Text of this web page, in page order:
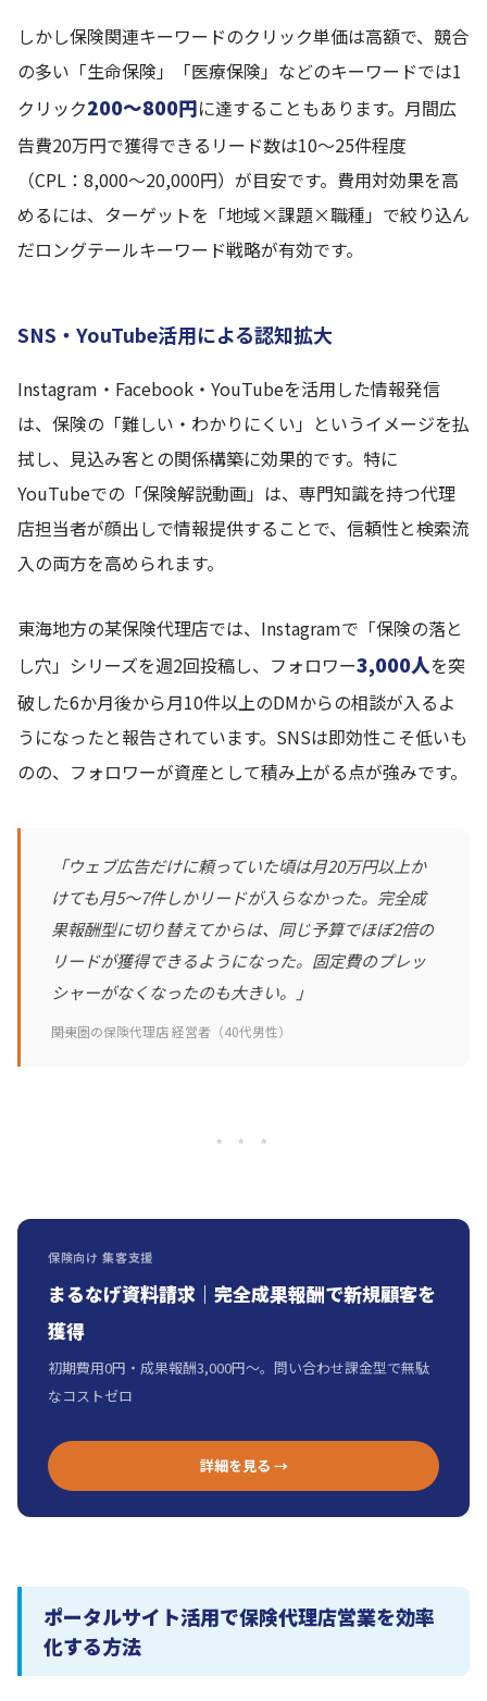
しかし保険関連キーワードのクリック単価は高額で、競合
の多い「生命保険」「医療保険」などのキーワードでは1
クリック200〜800円に達することもあります。月間広
告費20万円で獲得できるリード数は10〜25件程度
（CPL：8,000〜20,000円）が目安です。費用対効果を高
めるには、ターゲットを「地域×課題×職種」で絞り込ん
だロングテールキーワード戦略が有効です。
SNS・YouTube活用による認知拡大
Instagram・Facebook・YouTubeを活用した情報発信
は、保険の「難しい・わかりにくい」というイメージを払
拭し、見込み客との関係構築に効果的です。特に
YouTubeでの「保険解説動画」は、専門知識を持つ代理
店担当者が顔出しで情報提供することで、信頼性と検索流
入の両方を高められます。
東海地方の某保険代理店では、Instagramで「保険の落と
し穴」シリーズを週2回投稿し、フォロワー3,000人を突
破した6か月後から月10件以上のDMからの相談が入るよ
うになったと報告されています。SNSは即効性こそ低いも
のの、フォロワーが資産として積み上がる点が強みです。
「ウェブ広告だけに頼っていた頃は月20万円以上か
けても月5〜7件しかリードが入らなかった。完全成
果報酬型に切り替えてからは、同じ予算でほぼ2倍の
リードが獲得できるようになった。固定費のプレッ
シャーがなくなったのも大きい。」
――関東圏の保険代理店 経営者（40代男性）
* * *
保険向け 集客支援
まるなげ資料請求｜完全成果報酬で新規顧客を
獲得
初期費用0円・成果報酬3,000円〜。問い合わせ課金型で無駄
なコストゼロ
詳細を見る →
ポータルサイト活用で保険代理店営業を効率
化する方法